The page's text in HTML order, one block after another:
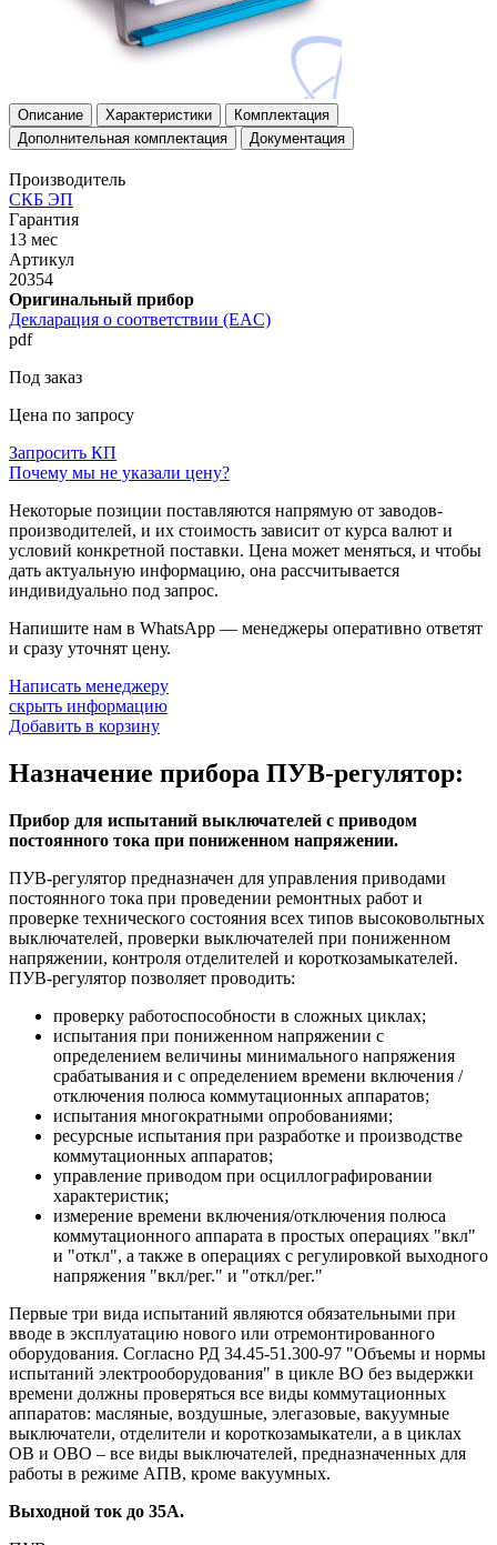
Описание Характеристики
Комплектация
Дополнительная комплектация
Документация
Производитель
СКБ ЭП
Гарантия
13 мес
Артикул
20354
Оригинальный прибор
Декларация о соответствии (EAC)
pdf
Под заказ
Цена по запросу
Запросить КП
Почему мы не указали цену?
Некоторые позиции поставляются напрямую от заводов-
производителей, и их стоимость зависит от курса валют и
условий конкретной поставки. Цена может меняться, и чтобы
дать актуальную информацию, она рассчитывается
индивидуально под запрос.
Напишите нам в WhatsApp — менеджеры оперативно ответят
и сразу уточнят цену.
Написать менеджеру
скрыть информацию
Добавить в корзину
Назначение прибора ПУВ-регулятор:
Прибор для испытаний выключателей с приводом
постоянного тока при пониженном напряжении.
ПУВ-регулятор предназначен для управления приводами
постоянного тока при проведении ремонтных работ и
проверке технического состояния всех типов высоковольтных
выключателей, проверки выключателей при пониженном
напряжении, контроля отделителей и короткозамыкателей.
ПУВ-регулятор позволяет проводить:
проверку работоспособности в сложных циклах;
испытания при пониженном напряжении с
определением величины минимального напряжения
срабатывания и с определением времени включения /
отключения полюса коммутационных аппаратов;
испытания многократными опробованиями;
ресурсные испытания при разработке и производстве
коммутационных аппаратов;
управление приводом при осциллографировании
характеристик;
измерение времени включения/отключения полюса
коммутационного аппарата в простых операциях "вкл"
и "откл", а также в операциях с регулировкой выходного
напряжения "вкл/рег." и "откл/рег."
Первые три вида испытаний являются обязательными при
вводе в эксплуатацию нового или отремонтированного
оборудования. Согласно РД 34.45-51.300-97 "Объемы и нормы
испытаний электрооборудования" в цикле ВО без выдержки
времени должны проверяться все виды коммутационных
аппаратов: масляные, воздушные, элегазовые, вакуумные
выключатели, отделители и короткозамыкатели, а в циклах
ОВ и ОВО – все виды выключателей, предназначенных для
работы в режиме АПВ, кроме вакуумных.
Выходной ток до 35А.